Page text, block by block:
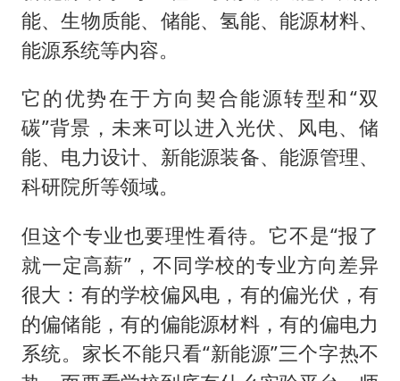
能、生物质能、储能、氢能、能源材料、
能源系统等内容。
它的优势在于方向契合能源转型和“双
碳”背景，未来可以进入光伏、风电、储
能、电力设计、新能源装备、能源管理、
科研院所等领域。
但这个专业也要理性看待。它不是“报了
就一定高薪”，不同学校的专业方向差异
很大：有的学校偏风电，有的偏光伏，有
的偏储能，有的偏能源材料，有的偏电力
系统。家长不能只看“新能源”三个字热不